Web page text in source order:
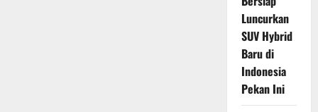
Luncurkan
SUV Hybrid
Baru di
Indonesia
Pekan Ini